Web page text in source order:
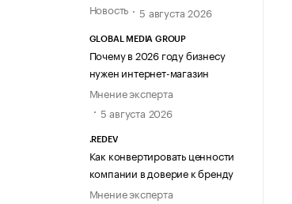
Новость
5 августа 2026
GLOBAL MEDIA GROUP
Почему в 2026 году бизнесу
нужен интернет-магазин
Мнение эксперта
5 августа 2026
.REDEV
Как конвертировать ценности
компании в доверие к бренду
Мнение эксперта